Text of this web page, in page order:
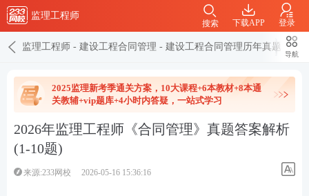
监理工程师
下载APP 登录
搜索
监理工程师 - 建设工程合同管理 - 建设工程合同管理历年真题
导航
2025监理新考季通关方案，10大课程+6本教材+8本通
关教辅+vip题库+4小时内答疑，一站式学习
2026年监理工程师《合同管理》真题答案解析
(1-10题)
来源:233网校 2026-05-16 15:36:16